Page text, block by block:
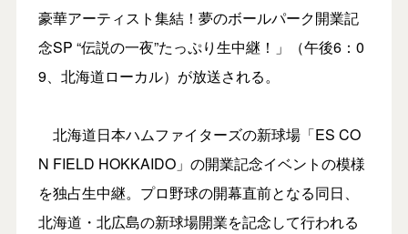
豪華アーティスト集結！夢のボールパーク開業記
念SP “伝説の一夜”たっぷり生中継！」（午後6：0
9、北海道ローカル）が放送される。
北海道日本ハムファイターズの新球場「ES CO
N FIELD HOKKAIDO」の開業記念イベントの模様
を独占生中継。プロ野球の開幕直前となる同日、
北海道・北広島の新球場開業を記念して行われる